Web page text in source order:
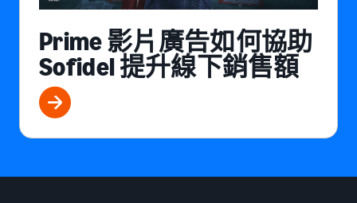
Prime 影片廣告如何協助
Sofidel 提升線下銷售額